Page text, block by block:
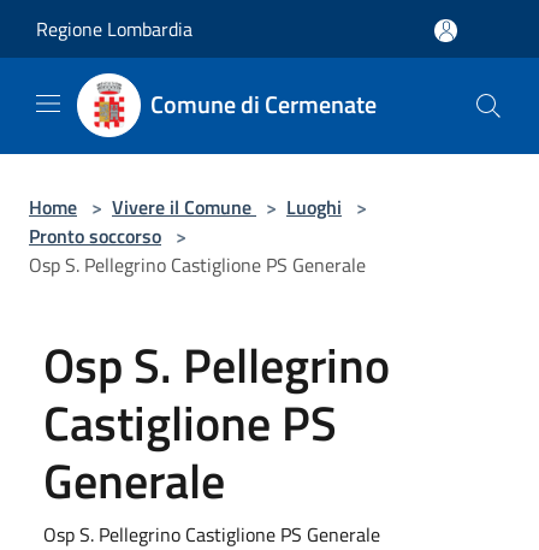
Regione Lombardia
Comune di Cermenate
Home > Vivere il Comune > Luoghi >
Pronto soccorso >
Osp S. Pellegrino Castiglione PS Generale
Osp S. Pellegrino
Castiglione PS
Generale
Osp S. Pellegrino Castiglione PS Generale